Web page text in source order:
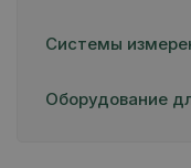
Системы
Оборудование